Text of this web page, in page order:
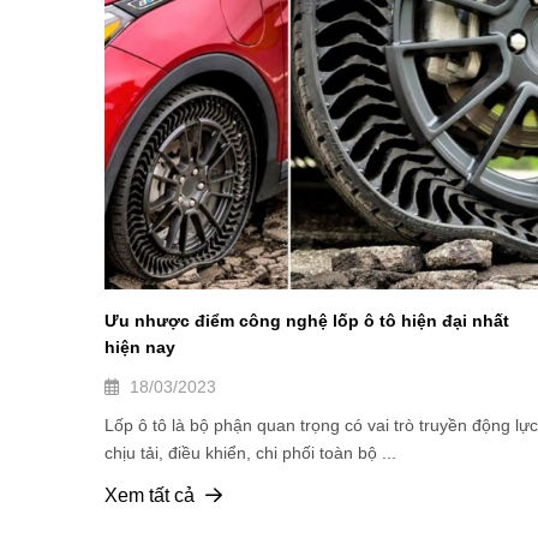
Ưu nhược điểm công nghệ lốp ô tô hiện đại nhất
hiện nay
18/03/2023
Lốp ô tô là bộ phận quan trọng có vai trò truyền động
chịu tải, điều khiển, chi phối toàn bộ ...
Xem tất cả